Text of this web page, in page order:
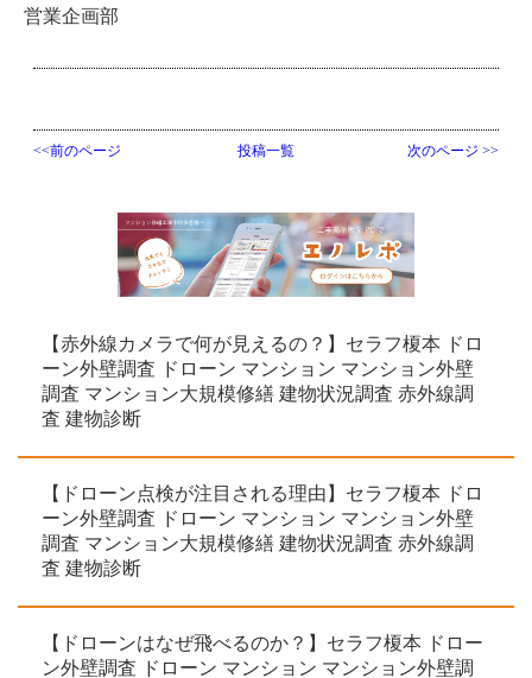
【赤外線カメラで何が見えるの？】セラフ榎本 ドロ
ーン外壁調査 ドローン マンション マンション外壁
調査 マンション大規模修繕 建物状況調査 赤外線調
査 建物診断
【ドローン点検が注目される理由】セラフ榎本 ドロ
ーン外壁調査 ドローン マンション マンション外壁
調査 マンション大規模修繕 建物状況調査 赤外線調
査 建物診断
【ドローンはなぜ飛べるのか？】セラフ榎本 ドロー
ン外壁調査 ドローン マンション マンション外壁調
営業企画部
<<前のページ 投稿一覧 次のページ >>